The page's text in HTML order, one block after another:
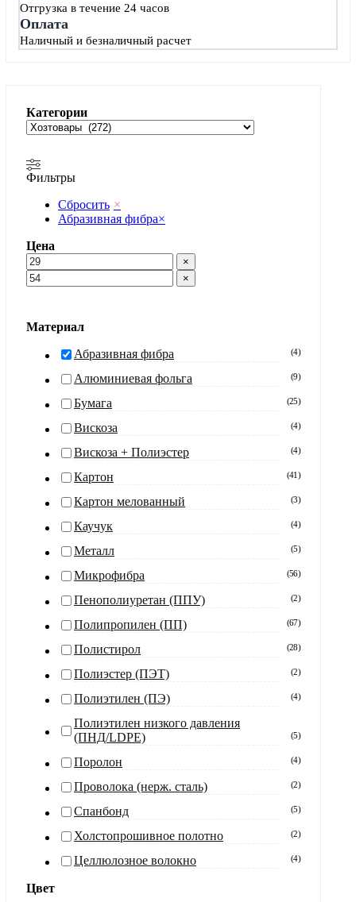
Отгрузка в течение 24 часов
Оплата
Наличный и безналичный расчет
Категории
Фильтры
Сбросить ×
Абразивная фибра×
Цена
×
×
Материал
Абразивная фибра
(4)
Алюминиевая фольга (9)
Бумага (25)
Вискоза (4)
Вискоза + Полиэстер (4)
Картон (41)
Картон мелованный (3)
Каучук (4)
Металл (5)
Микрофибра (56)
Пенополиуретан (ППУ) (2)
Полипропилен (ПП) (67)
Полистирол (28)
Полиэстер (ПЭТ) (2)
Полиэтилен (ПЭ) (4)
Полиэтилен низкого давления
(ПНД/LDPE)
(5)
Поролон (4)
Проволока (нерж. сталь) (2)
Спанбонд (5)
Холстопрошивное полотно (2)
Целлюлозное волокно (4)
Цвет